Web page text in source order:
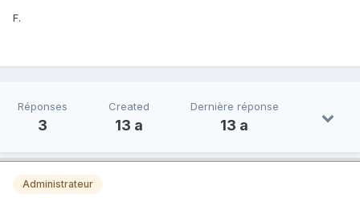
F.
Réponses
3
Created
13 a
Dernière réponse
13 a
Administrateur